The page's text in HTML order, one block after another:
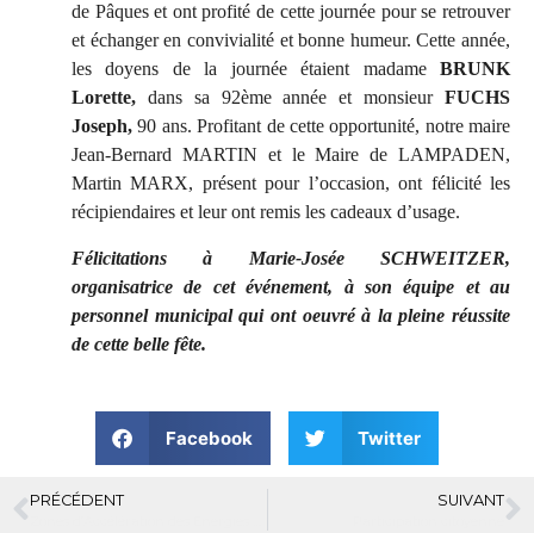
de Pâques et ont profité de cette journée pour se retrouver
et échanger en convivialité et bonne humeur. Cette année,
les doyens de la journée étaient madameBRUNK
Lorette, dans sa 92ème année et monsieur FUCHS
Joseph, 90 ans. Profitant de cette opportunité, notre maire
Jean-Bernard MARTIN et le Maire de LAMPADEN,
Martin MARX, présent pour l’occasion, ont félicité les
récipiendaires et leur ont remis les cadeaux d’usage.
Félicitations à Marie-Josée SCHWEITZER,
organisatrice de cet événement, à son équipe et au
personnel municipal qui ont oeuvré à la pleine réussite
de cette belle fête.
Facebook Twitter
PRÉCÉDENT SUIVANT